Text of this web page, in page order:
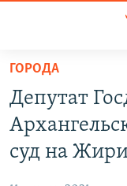
упрощенного
доступа
Вернуться
основному
ПОДКАСТЫ
АВТОРСКИЕ
ГОРОДА
Депутат
суд на